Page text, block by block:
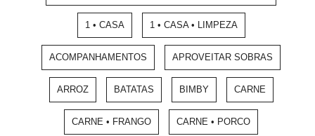
1 • CASA 1 • CASA • LIMPEZA
ACOMPANHAMENTOS APROVEITAR SOBRAS
ARROZ BATATAS BIMBY CARNE
CARNE • FRANGO CARNE • PORCO